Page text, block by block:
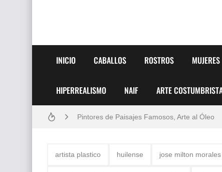
INICIO CABALLOS ROSTROS MUJERES
HIPERREALISMO NAIF ARTE
Frutas y Flores Para Colorear Imágenes
Pintores de Paisajes Famosos, Arte al Óleo
artista plastico huilense jose milton